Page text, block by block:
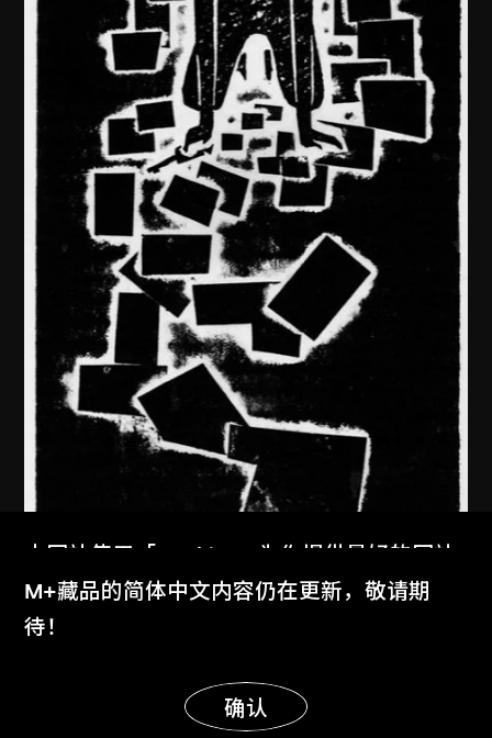
馬德升
1979年，2005年印
本网站使用「Cookies」为你提供最好的网站
体验。
了解更多
明白
M+藏品的简体中文内容仍在更新，敬请期
待！
确认
显示更多